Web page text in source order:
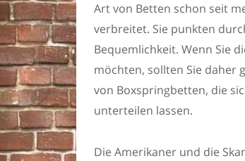
Art von Betten schon seit
verbreitet. Sie punkten
Bequemlichkeit. Wenn Sie
möchten, sollten Sie daher
von Boxspringbetten, die
unterteilen lassen.
Die Amerikaner und die